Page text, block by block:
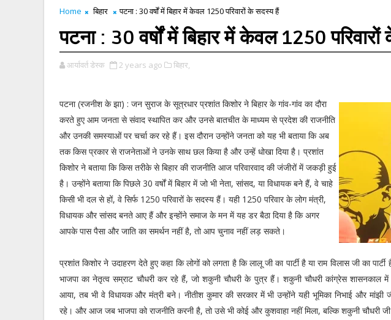
Home बिहार पटना : 30 वर्षों में बिहार में केवल 1250 परिवारों के सदस्य हैं
पटना : 30 वर्षों में बिहार में केवल 1250
आर्यावर्त डेस्क 2 years ago बिहार,
पटना (रजनीश के झा) : जन सुराज के सूत्रधार प्रशांत किशोर ने बिहार के गांव-गांव का दौरा
करते हुए आम जनता से संवाद स्थापित कर और उनसे बातचीत के माध्यम से प्रदेश की राजनीति
और उनकी समस्याओं पर चर्चा कर रहे हैं। इस दौरान उन्होंने जनता को यह भी बताया कि अब
तक किस प्रकार से राजनेताओं ने उनके साथ छल किया है और उन्हें धोखा दिया है। प्रशांत
किशोर ने बताया कि किस तरीके से बिहार की राजनीति आज परिवारवाद की जंजीरों में जकड़ी हुई
है। उन्होंने बताया कि पिछले 30 वर्षों में बिहार में जो भी नेता, सांसद, या विधायक बने हैं, वे चाहे
किसी भी दल से हों, वे सिर्फ 1250 परिवारों के सदस्य हैं। यही 1250 परिवार के लोग मंत्री,
विधायक और सांसद बनते आए हैं और इन्होंने समाज के मन में यह डर बैठा दिया है कि अगर
आपके पास पैसा और जाति का समर्थन नहीं है, तो आप चुनाव नहीं लड़ सकते।
प्रशांत किशोर ने उदाहरण देते हुए कहा कि लोगों को लगता है कि लालू जी का पार्टी है या राम विलास जी का
भाजपा का नेतृत्व सम्राट चौधरी कर रहे हैं, जो शकुनी चौधरी के पुत्र हैं। शकुनी चौधरी कांग्रेस
आया, तब भी वे विधायक और मंत्री बने। नीतीश कुमार की सरकार में भी उन्होंने यही भूमिका निभाई और
रहे। और आज जब भाजपा को राजनीति करनी है, तो उसे भी कोई और कुशवाहा नहीं मिला, बल्कि शकुनी चौधरी